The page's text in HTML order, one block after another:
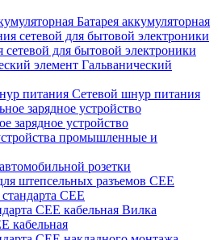
Батарея аккумуляторная
сетевой для бытовой электроники
Гальванический
Сетевой шнур питания
зарядное устройство
промышленные и
розетки
штепсельных разъемов CEE
CEE
Вилка
кабельная